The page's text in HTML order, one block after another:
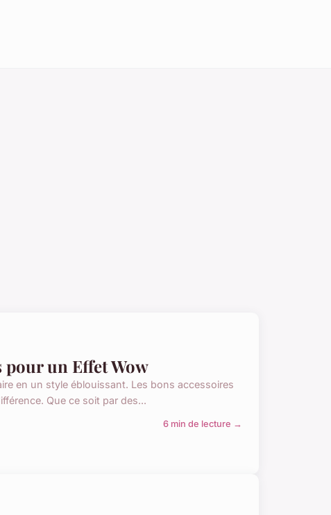
pour un Effet Wow
en un style éblouissant. Les bons accessoires
Que ce soit par des...
6 min de lecture →